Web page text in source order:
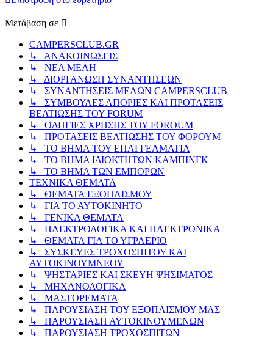
Μετάβαση σε
CAMPERSCLUB.GR
↳ ΑΝΑΚΟΙΝΩΣΕΙΣ
↳ ΝΕΑ ΜΕΛΗ
↳ ΔΙΟΡΓΑΝΩΣΗ ΣΥΝΑΝΤΗΣΕΩΝ
↳ ΣΥΝΑΝΤΗΣΕΙΣ ΜΕΛΩΝ CAMPERSCLUB
↳ ΣΥΜΒΟΥΛΕΣ ΑΠΟΡΙΕΣ ΚΑΙ ΠΡΟΤΑΣΕΙΣ
ΒΕΛΤΙΩΣΗΣ ΤΟΥ FORUM
↳ ΟΔΗΓΙΕΣ ΧΡΗΣΗΣ ΤΟΥ FOROUM
↳ ΠΡΟΤΑΣΕΙΣ ΒΕΛΤΙΩΣΗΣ ΤΟΥ ΦΟΡΟΥΜ
↳ ΤΟ ΒΗΜΑ ΤΟΥ ΕΠΑΓΓΕΛΜΑΤΙΑ
↳ ΤΟ ΒΗΜΑ ΙΔΙΟΚΤΗΤΩΝ ΚΑΜΠΙΝΓΚ
↳ ΤΟ ΒΗΜΑ ΤΩΝ ΕΜΠΟΡΩΝ
ΤΕΧΝΙΚΑ ΘΕΜΑΤΑ
↳ ΘΕΜΑΤΑ ΕΞΟΠΛΙΣΜΟΥ
↳ ΓΙΑ ΤΟ ΑΥΤΟΚΙΝΗΤΟ
↳ ΓΕΝΙΚΑ ΘΕΜΑΤΑ
↳ ΗΛΕΚΤΡΟΛΟΓΙΚΑ ΚΑΙ ΗΛΕΚΤΡΟΝΙΚΑ
↳ ΘΕΜΑΤΑ ΓΙΑ ΤΟ ΥΓΡΑΕΡΙΟ
↳ ΣΥΣΚΕΥΕΣ ΤΡΟΧΟΣΠΙΤΟΥ ΚΑΙ
ΑΥΤΟΚΙΝΟΥΜΝΕΟΥ
↳ ΨΗΣΤΑΡΙΕΣ ΚΑΙ ΣΚΕΥΗ ΨΗΣΙΜΑΤΟΣ
↳ ΜΗΧΑΝΟΛΟΓΙΚΑ
↳ ΜΑΣΤΟΡΕΜΑΤΑ
↳ ΠΑΡΟΥΣΙΑΣΗ ΤΟΥ ΕΞΟΠΛΙΣΜΟΥ ΜΑΣ
↳ ΠΑΡΟΥΣΙΑΣΗ ΑΥΤΟΚΙΝΟΥΜΕΝΩΝ
↳ ΠΑΡΟΥΣΙΑΣΗ ΤΡΟΧΟΣΠΙΤΩΝ